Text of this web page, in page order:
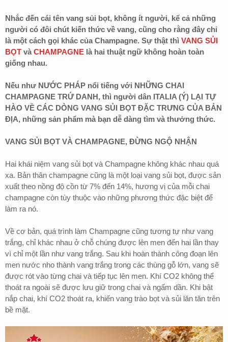
Nhắc đến cái tên vang sủi bọt, không ít người, kể cả những
người có đôi chút kiến thức về vang, cũng cho rằng đây chỉ
là một cách gọi khác của Champagne. Sự thật thì VANG SỦI
BỌT và CHAMPAGNE là hai thuật ngữ không hoàn toàn
giống nhau.
Nếu như NƯỚC PHÁP nổi tiếng với NHỮNG CHAI
CHAMPAGNE TRỨ DANH, thì người dân ITALIA (Ý) LẠI TỰ
HÀO VỀ CÁC DÒNG VANG SỦI BỌT ĐẶC TRƯNG CỦA BẢN
ĐỊA, những sản phẩm mà bạn dễ dàng tìm và thưởng thức.
VANG SỦI BỌT VÀ CHAMPAGNE, ĐỪNG NGỘ NHẬN
Hai khái niệm vang sủi bọt và Champagne không khác nhau quá
xa. Bản thân champagne cũng là một loại vang sủi bọt, được sản
xuất theo nồng độ cồn từ 7% đến 14%, hương vị của mỗi chai
champagne còn tùy thuộc vào những phương thức đặc biệt để
làm ra nó.
Về cơ bản, quá trình làm Champagne cũng tương tự như vang
trắng, chỉ khác nhau ở chỗ chúng được lên men đến hai lần thay
vì chỉ một lần như vang trắng. Sau khi hoàn thành công đoạn lên
men nước nho thành vang trắng trong các thùng gỗ lớn, vang sẽ
được rót vào từng chai và tiếp tục lên men. Khí CO2 không thể
thoát ra ngoài sẽ được lưu giữ trong chai và ngấm dần. Khi bật
nắp chai, khí CO2 thoát ra, khiến vang trào bọt và sủi lăn tăn trên
bề mặt.